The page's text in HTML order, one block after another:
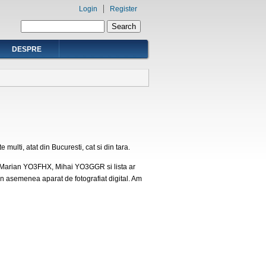
Login Register
DESPRE
multi, atat din Bucuresti, cat si din tara.
YO3FHX, Mihai YO3GGR si lista ar
asemenea aparat de fotografiat digital. Am